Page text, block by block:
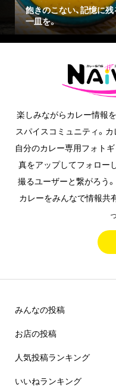
飽きのこない、記憶に残
一皿を。
楽しみながらカレー情報
スパイスコミュニティ。
自分のカレー専用フォト
真をアップしてフォロー
撮るユーザーと繋がろう
カレーをみんなで情報共
みんなの投稿
お店の投稿
人気投稿ランキング
いいねランキング